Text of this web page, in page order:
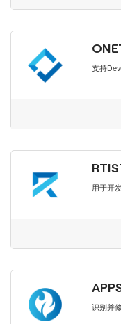
支持
用于开
识别并